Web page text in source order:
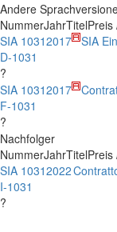
Andere
NummerJahrTitel
SIA 1031
D-1031
?
2017 SIA
SIA 1031
F-1031
?
2017
Nachfolger
NummerJahrTitel
SIA 1031
I-1031
?
2022